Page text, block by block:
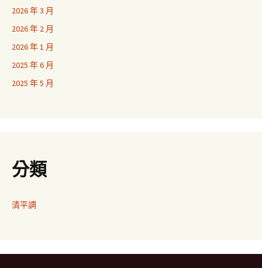
2026 年 3 月
2026 年 2 月
2026 年 1 月
2025 年 6 月
2025 年 5 月
分類
清平調